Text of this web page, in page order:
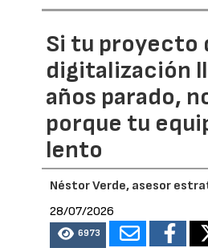
Si tu proyecto
digitalización
años parado,
porque tu
lento
Néstor Verde, asesor
28/07/2026
6973